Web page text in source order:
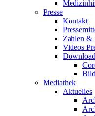
Presse
Kontakt
Zahlen &
Videos
Mediathek
Aktuelles